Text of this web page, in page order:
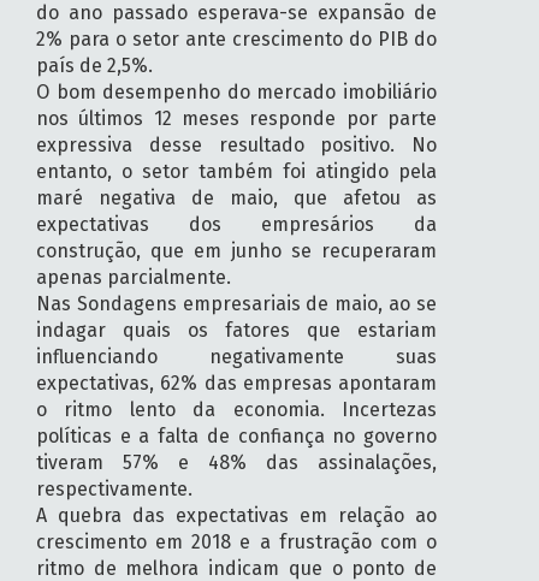
do ano passado esperava-se expansão de
2% para o setor ante crescimento do PIB do
país de 2,5%.
O bom desempenho do mercado imobiliário
nos últimos 12 meses responde por parte
expressiva desse resultado positivo. No
entanto, o setor também foi atingido pela
maré negativa de maio, que afetou as
expectativas dos empresários da
construção, que em junho se recuperaram
apenas parcialmente.
Nas Sondagens empresariais de maio, ao se
indagar quais os fatores que estariam
influenciando negativamente suas
expectativas, 62% das empresas apontaram
o ritmo lento da economia. Incertezas
políticas e a falta de confiança no governo
tiveram 57% e 48% das assinalações,
respectivamente.
A quebra das expectativas em relação ao
crescimento em 2018 e a frustração com o
ritmo de melhora indicam que o ponto de